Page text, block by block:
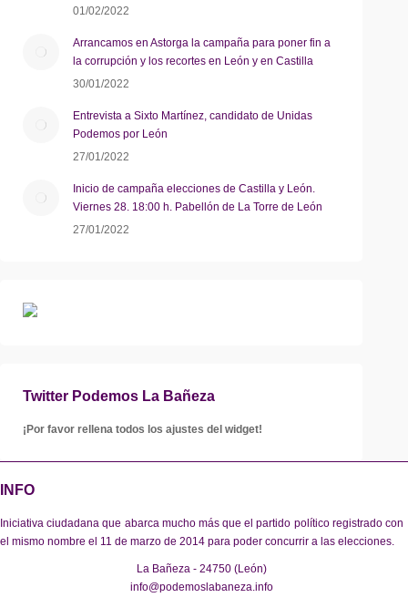
01/02/2022
Arrancamos en Astorga la campaña para poner fin a
la corrupción y los recortes en León y en Castilla
30/01/2022
Entrevista a Sixto Martínez, candidato de Unidas
Podemos por León
27/01/2022
Inicio de campaña elecciones de Castilla y León.
Viernes 28. 18:00 h. Pabellón de La Torre de León
27/01/2022
Twitter Podemos La Bañeza
¡Por favor rellena todos los ajustes del widget!
INFO
Iniciativa ciudadana que abarca mucho más que el partido político registrado con
el mismo nombre el 11 de marzo de 2014 para poder concurrir a las elecciones.
La Bañeza - 24750 (León)
info@podemoslabaneza.info